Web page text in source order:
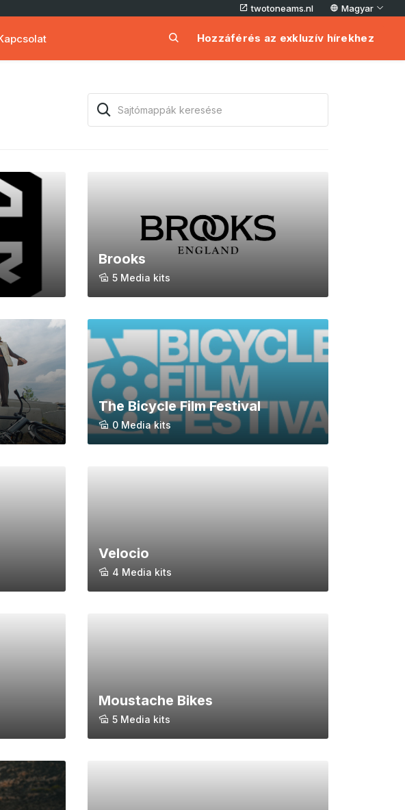
twotoneams.nl Magyar
Hozzáférés az exkluzív hírekhez
Brooks
5 Media kits
The Bicycle Film Festival
0 Media kits
Velocio
4 Media kits
Moustache Bikes
5 Media kits